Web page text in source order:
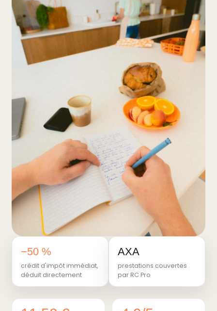
−50 %
crédit d'impôt immédiat,
déduit directement
AXA
prestations couvertes
par RC Pro